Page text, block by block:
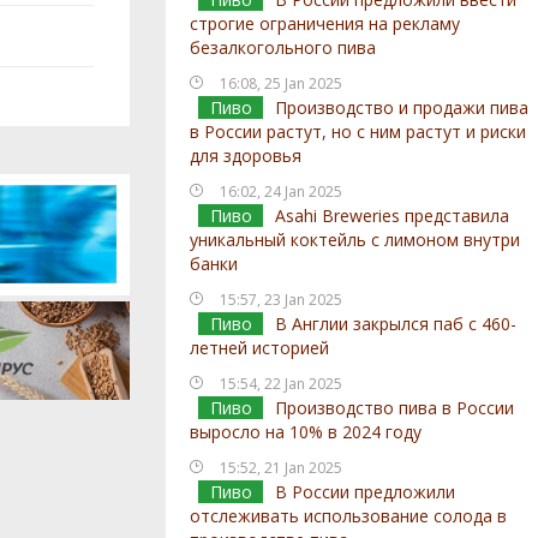
строгие ограничения на рекламу
безалкогольного пива
16:08, 25 Jan 2025
Пиво
Производство и продажи пива
в России растут, но с ним растут и риски
для здоровья
16:02, 24 Jan 2025
Пиво
Asahi Breweries представила
уникальный коктейль с лимоном внутри
банки
15:57, 23 Jan 2025
Пиво
В Англии закрылся паб с 460-
летней историей
15:54, 22 Jan 2025
Пиво
Производство пива в России
выросло на 10% в 2024 году
15:52, 21 Jan 2025
Пиво
В России предложили
отслеживать использование солода в